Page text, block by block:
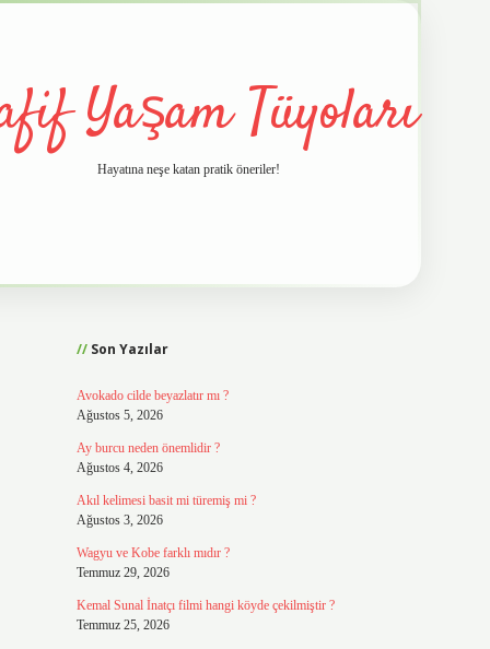
Yaşam Tüyoları
Hayatına neşe katan pratik öneriler!
Son Yazılar
Avokado cilde beyazlatır mı ?
Ağustos 5, 2026
Ay burcu neden önemlidir ?
Ağustos 4, 2026
Akıl kelimesi basit mi türemiş mi ?
Ağustos 3, 2026
Wagyu ve Kobe farklı mıdır ?
Temmuz 29, 2026
Kemal Sunal İnatçı filmi hangi köyde çekilmiştir ?
Temmuz 25, 2026